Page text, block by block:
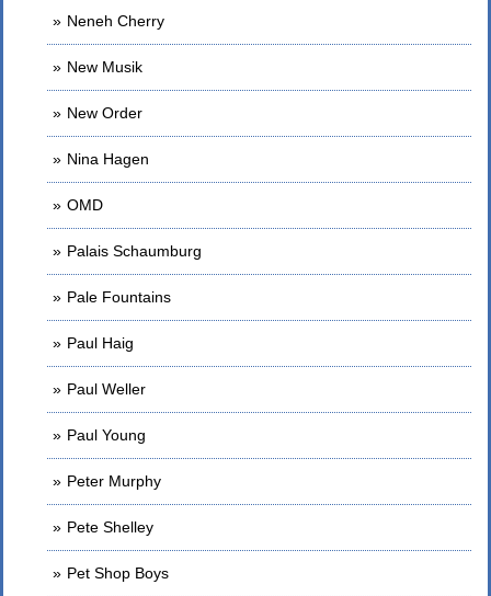
Neneh Cherry
New Musik
New Order
Nina Hagen
OMD
Palais Schaumburg
Pale Fountains
Paul Haig
Paul Weller
Paul Young
Peter Murphy
Pete Shelley
Pet Shop Boys